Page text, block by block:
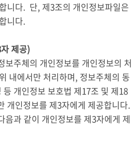
니다. 단, 제3조의 개인정보파일은
니다.
제공)
주체의 개인정보를 개인정보의 처
내에서만 처리하며, 정보주체의 동
개인정보 보호법 제17조 및 제18
개인정보를 제3자에게 제공합니다.
과 같이 개인정보를 제3자에게 제